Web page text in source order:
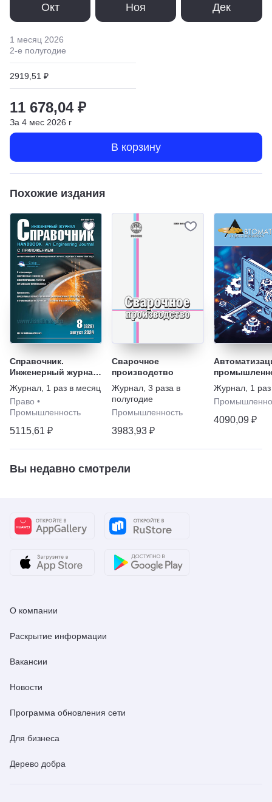
Окт Ноя Дек
1 месяц 2026
2-е полугодие
2919,51 ₽
11 678,04 ₽
За 4 мес 2026 г
В корзину
Похожие издания
Справочник.
Инженерный журнал.
С приложением.
Журнал 1 раз в месяц
Право •
Промышленность
5115,61 ₽
Сварочное
производство
Журнал 3 раза в
полугодие
Промышленность
3983,93 ₽
Журнал 1
4090,09 ₽
Вы недавно смотрели
О компании
Раскрытие информации
Вакансии
Новости
Программа обновления сети
Для бизнеса
Дерево добра